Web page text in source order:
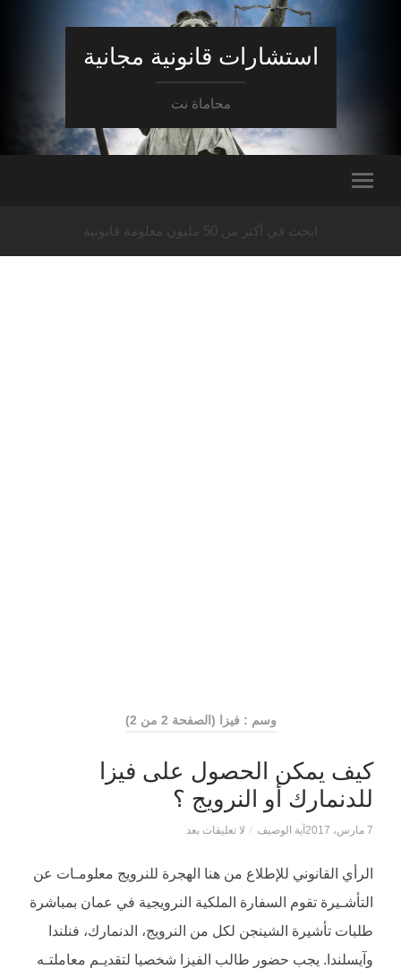
استشارات قانونية مجانية
محاماة نت
ابحث في أكثر من 50 مليون معلومة قانونية
وسم : فيزا (الصفحة 2 من 2)
كيف يمكن الحصول على فيزا
للدنمارك أو النرويج ؟
7 مارس، 2017 آية الوصيف / لا تعليقات بعد
الرأي القانوني للإطلاع من هنا الهجرة للنرويج معلومـات عن
التأشـيرة تقوم السفارة الملكية النرويجية في عمان بمباشرة
طلبات تأشيرة الشينجن لكل من النرويج، الدنمارك، فنلندا
وآيسلندا. يجب حضور طالب الفيزا شخصيا لتقديـم معاملتـه